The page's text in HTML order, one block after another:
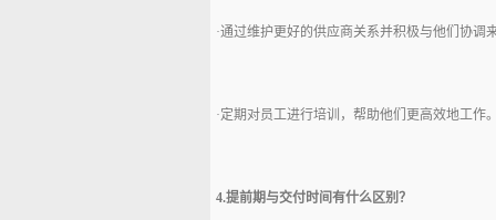
·通过维护更好的供应商关系并积极与他们协调
·定期对员工进行培训，帮助他们更高效地工作
4.提前期与交付时间有什么区别？